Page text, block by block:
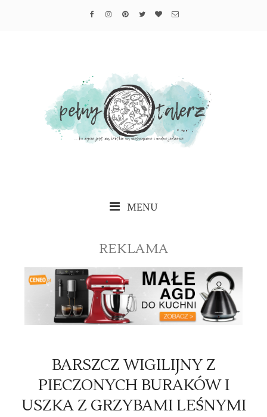
MENU
REKLAMA
BARSZCZ WIGILIJNY Z
PIECZONYCH BURAKÓW I
USZKA Z GRZYBAMI LEŚNYMI